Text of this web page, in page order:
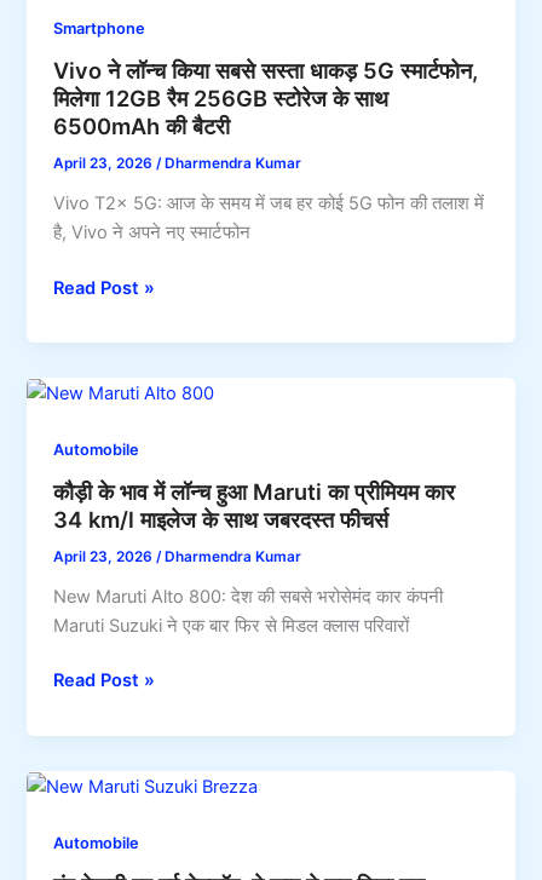
34km/l
माइलेज
और
₹9,850
मंथली
पर,
पापा
परियां
फिदा
Smartphone
Vivo ने लॉन्च किया सबसे सस्ता धाकड़ 5G स्मार्टफोन,
मिलेगा 12GB रैम 256GB स्टोरेज के साथ
6500mAh की बैटरी
April 23, 2026/Dharmendra Kumar
Vivo T2x 5G: आज के समय में जब हर कोई 5G फोन की तलाश में
है, Vivo ने अपने नए स्मार्टफोन
Vivo
लॉन्च
किया
सबसे
धाकड़
5G
स्मार्टफोन,
मिलेगा
रैम
256GB
के
की
Read Post »
Automobile
कौड़ी के भाव में लॉन्च हुआ Maruti का प्रीमियम कार
34 km/l माइलेज के साथ जबरदस्त फीचर्स
April 23, 2026 /Dharmendra Kumar
New Maruti Alto 800: देश की सबसे भरोसेमंद कार कंपनी
Maruti Suzuki ने एक बार फिर से मिडल क्लास परिवारों
कौड़ी
भाव
में
लॉन्च
Maruti
Read Post »
Automobile